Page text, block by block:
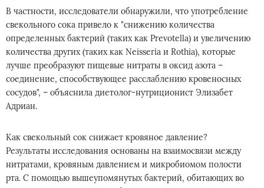
В частности, исследователи обнаружили, что употребление
свекольного сока привело к "снижению количества
определенных бактерий (таких как Prevotella) и увеличению
количества других (таких как Neisseria и Rothia), которые
лучше преобразуют пищевые нитраты в оксид азота –
соединение, способствующее расслаблению кровеносных
сосудов", – объяснила диетолог-нутриционист Элизабет
Адриан.
Как свекольный сок снижает кровяное давление?
Результаты исследования основаны на взаимосвязи между
нитратами, кровяным давлением и микробиомом полости
рта. С помощью вышеупомянутых бактерий, обитающих во